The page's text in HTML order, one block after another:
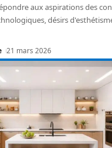
aux aspirations des
désirs
21 mars 2026